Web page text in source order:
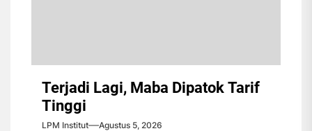
Terjadi Lagi, Maba Dipatok Tarif
Tinggi
LPM Institut Agustus 5, 2026